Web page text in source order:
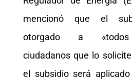
mencionó que el
otorgado a «todos
ciudadanos que lo
el subsidio será